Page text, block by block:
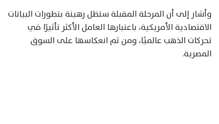
وأشار إلى أن المرحلة المقبلة ستظل رهينة بتطورات البيانات
الاقتصادية الأمريكية، باعتبارها العامل الأكثر تأثيرًا في
تحركات الذهب عالميًا، ومن ثم انعكاسها على السوق
المصرية.